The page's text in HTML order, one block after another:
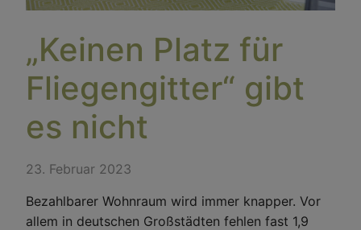
„Keinen Platz für
Fliegengitter“ gibt
es nicht
23. Februar 2023
Bezahlbarer Wohnraum wird immer knapper. Vor
allem in deutschen Großstädten fehlen fast 1,9